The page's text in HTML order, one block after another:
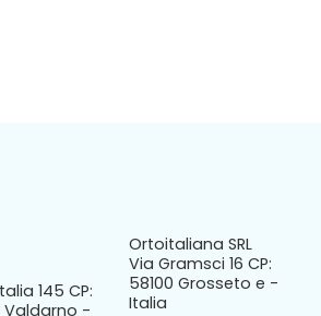
Ortoitaliana SRL
Via Gramsci 16 CP:
58100 Grosseto e -
Italia